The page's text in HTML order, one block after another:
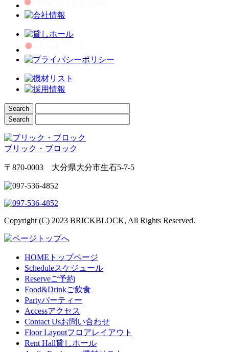
ブリック・ブロック
〒870-0003 大分県大分市生石5-7-5
Copyright (C) 2023 BRICKBLOCK, All Rights Reserved.
HOME トップページ
Scheduleスケジュール
Reserveご予約
Food&Drinkご飲食
Partyパーティー
Accessアクセス
Contact Usお問い合わせ
Floor Layoutフロアレイアウト
Rent Hall貸しホール